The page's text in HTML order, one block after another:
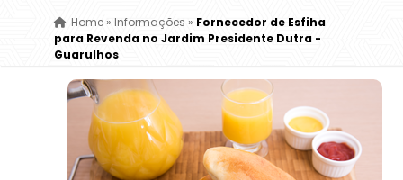
Home» Informações » Fornecedor de Esfiha
para Revenda no Jardim Presidente Dutra -
Guarulhos